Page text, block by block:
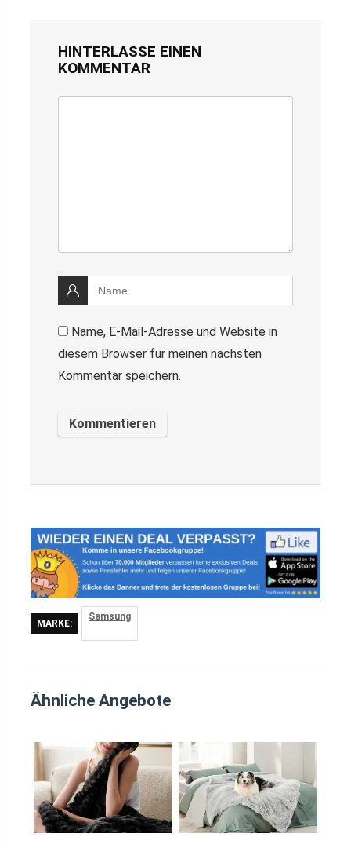
HINTERLASSE EINEN
KOMMENTAR
Name, E-Mail-Adresse und Website in
diesem Browser für meinen nächsten
Kommentar speichern.
MARKE:
Samsung
Ähnliche Angebote